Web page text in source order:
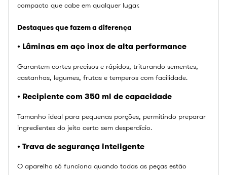
compacto que cabe em qualquer lugar.
Destaques que fazem a diferença
• Lâminas em aço inox de alta performance
Garantem cortes precisos e rápidos, triturando sementes,
castanhas, legumes, frutas e temperos com facilidade.
• Recipiente com 350 ml de capacidade
Tamanho ideal para pequenas porções, permitindo preparar
ingredientes do jeito certo sem desperdício.
• Trava de segurança inteligente
O aparelho só funciona quando todas as peças estão